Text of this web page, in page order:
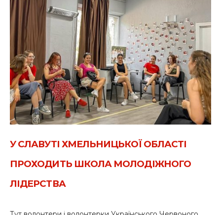
У СЛАВУТІ ХМЕЛЬНИЦЬКОЇ ОБЛАСТІ
ПРОХОДИТЬ ШКОЛА МОЛОДІЖНОГО
ЛІДЕРСТВА